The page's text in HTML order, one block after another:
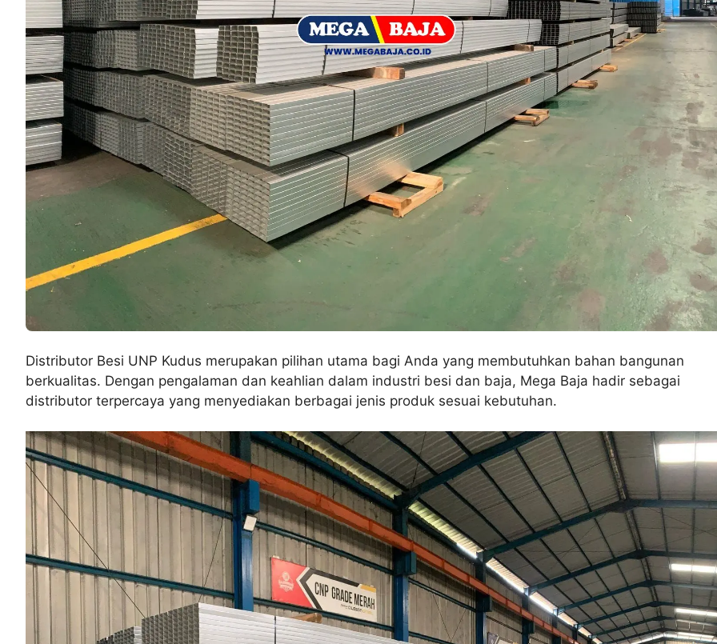
Distributor Besi UNP Kudus merupakan pilihan utama bagi Anda yang membutuhkan bahan bangunan
berkualitas. Dengan pengalaman dan keahlian dalam industri besi dan baja, Mega Baja hadir sebagai
distributor terpercaya yang menyediakan berbagai jenis produk sesuai kebutuhan.